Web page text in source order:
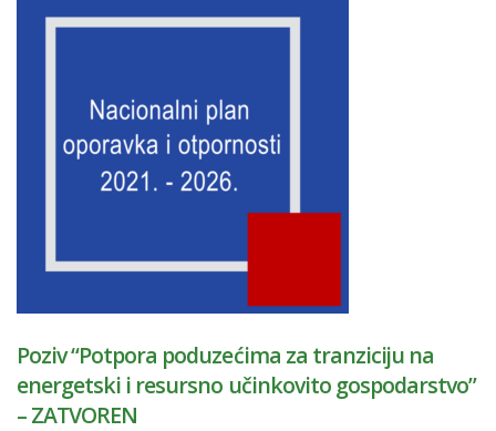
Poziv “Potpora poduzećima za tranziciju na
energetski i resursno učinkovito gospodarstvo”
– ZATVOREN